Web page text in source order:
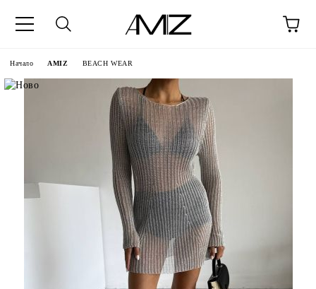
Начало AMIZ BEACH WEAR